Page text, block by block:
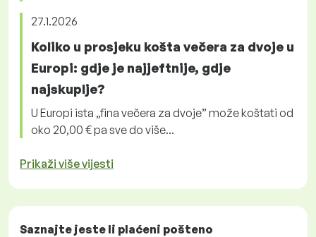
27.1.2026
Koliko u prosjeku košta večera za dvoje u
Europi: gdje je najjeftnije, gdje
najskuplje?
U Europi ista „fina večera za dvoje” može koštati od
oko 20,00 € pa sve do više...
Prikaži više vijesti
Saznajte jeste li plaćeni pošteno